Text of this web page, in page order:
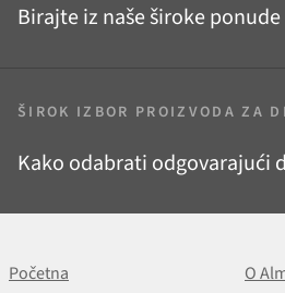
Birajte iz naše široke
ŠIROK IZBOR PROIZVODA ZA
Kako odabrati odgovarajući
Početna O